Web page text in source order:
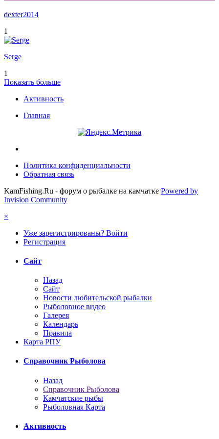
dexter2014
1
Serge
1
Показать больше
Активность
Главная
Политика конфиденциальности
Обратная связь
KamFishing.Ru - форум о рыбалке на камчатке Powered by
Invision Community
×
Уже зарегистрированы? Войти
Регистрация
Сайт
Назад
Сайт
Новости любительской рыбалки
Рыболовное видео
Галерея
Календарь
Правила
Карта РПУ
Справочник Рыболова
Назад
Справочник Рыболова
Камчатские рыбы
Рыболовная Карта
Активность